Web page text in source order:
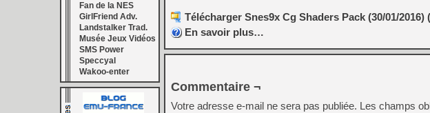
Fan de la NES
GirlFriend Adv.
Landstalker Trad.
Musée Jeux Vidéos
SMS Power
Speccyal
Wakoo-enter
Télécharger Snes9x Cg Shaders Pack (30/01/2016)
En savoir plus…
Commentaire ¬
Votre adresse e-mail ne sera pas publiée. Les champs